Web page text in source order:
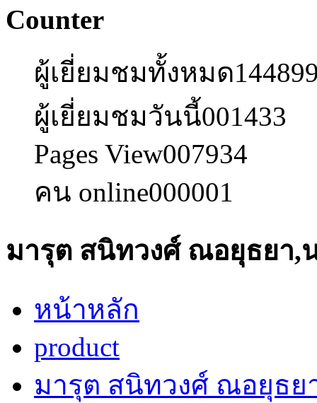
Counter
ผู้เยี่ยมชมทั้งหมด
ผู้เยี่ยมชมวันนี้001433
Pages View007934
คน online000001
มารุต สนิทวงศ์ ณอยุธยา,
หน้าหลัก
product
มารุต สนิทวงศ์ ณอยุธย